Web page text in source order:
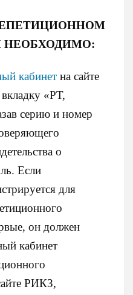
НЕОБХОДИМО:
кабинет на сайте
«РТ,
серию и номер
о
Если
для
он должен
кабинет
РИКЗ,